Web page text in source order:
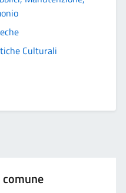
Culturali